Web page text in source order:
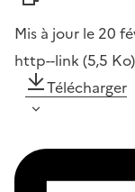
Mis à jour le 20
http--link (5,5 Ko)
Télécharger